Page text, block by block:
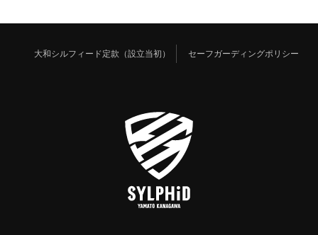
大和シルフィード定款（設立当初） セーフガーディングポリシー